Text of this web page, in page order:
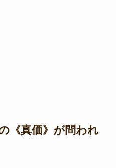
《真価》が問われ